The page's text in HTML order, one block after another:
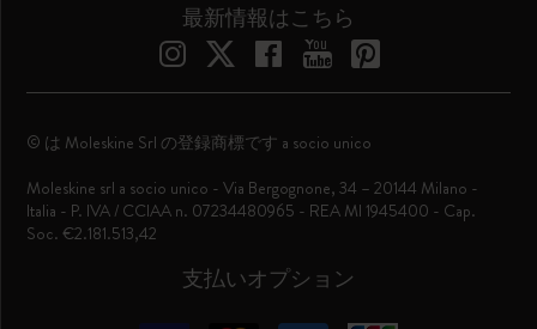
最新情報はこちら
支払いオプション
© は Moleskine Srl の登録商標です a socio unico
Moleskine srl a socio unico - Via Bergognone, 34 – 20144 Milano -
Italia - P. IVA / CCIAA n. 07234480965 - REA MI 1945400 - Cap.
Soc. €2.181.513,42